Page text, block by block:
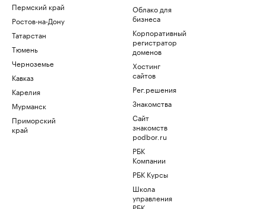
Пермский край
Ростов-на-Дону
Татарстан
Тюмень
Черноземье
Кавказ
Карелия
Мурманск
Приморский
край
Облако для
бизнеса
Корпоративный
регистратор
доменов
Хостинг
сайтов
Рег.решения
Знакомства
Сайт
знакомств
podbor.ru
РБК
Компании
РБК Курсы
Школа
управления